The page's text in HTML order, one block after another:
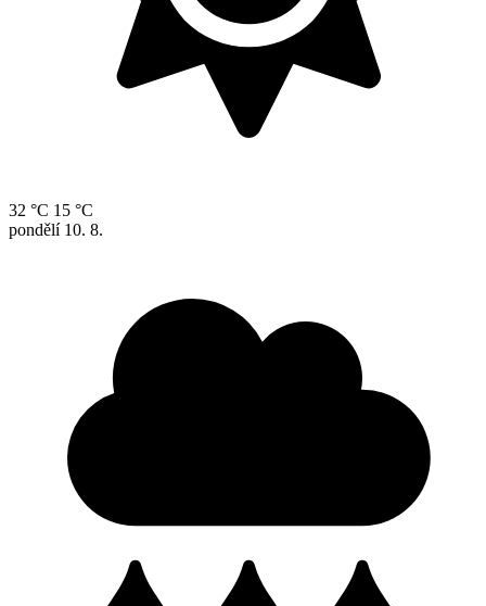
32 °C 15 °C
pondělí 10. 8.